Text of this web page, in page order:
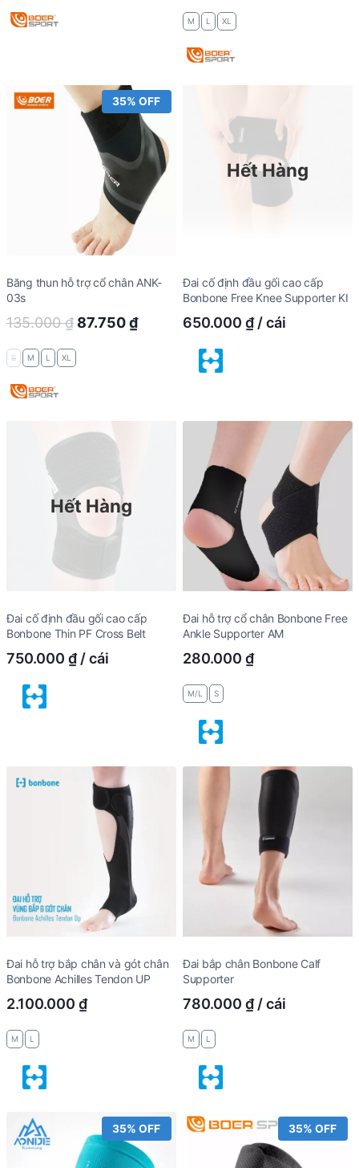
162.500 ₫.
M L XL
35% OFF
Băng thun hỗ trợ cổ chân ANK-
03s
135.000₫ Original
87.750₫Current
S M L XL
Hết Hàng
Đai cố định đầu gối cao cấp
Bonbone Free Knee Supporter KI
650.000 ₫/ cái
Hết Hàng
Đai cố định đầu gối cao cấp
Bonbone Thin PF Cross Belt
750.000 ₫/ cái
Đai hỗ trợ cổ chân Bonbone Free
Ankle Supporter AM
280.000 ₫
M/L S
Đai hỗ trợ bắp chân và gót chân
Bonbone Achilles Tendon UP
2.100.000 ₫
M L
Đai bắp chân Bonbone Calf
Supporter
780.000 ₫/ cái
M L
35% OFF 35% OFF